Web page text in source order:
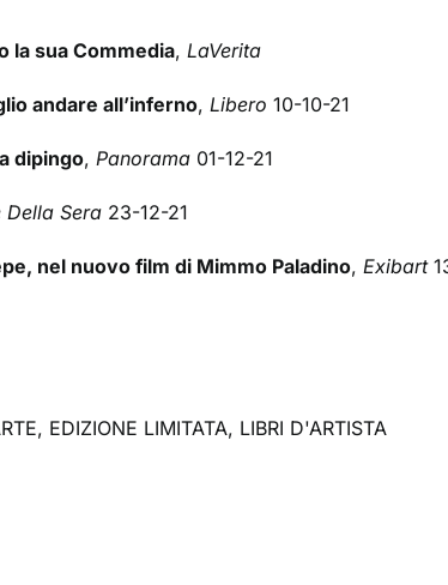
la sua Commedia, LaVerita
andare all’inferno, Libero 10-10-21
dipingo, Panorama 01-12-21
Della Sera 23-12-21
nel nuovo film di Mimmo Paladino, Exibart
, EDIZIONE LIMITATA, LIBRI D'ARTISTA